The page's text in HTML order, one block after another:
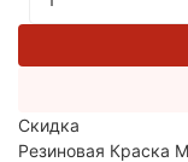
Скидка
Резиновая Краска